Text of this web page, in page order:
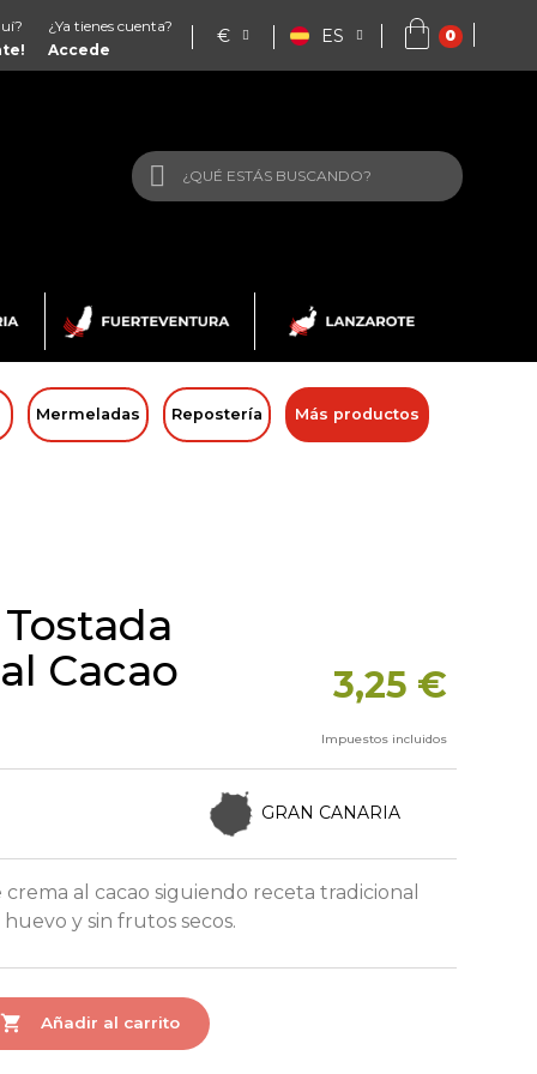
¿Ya tienes cuenta?
Accede
€ ES
Mermeladas Repostería Más productos
Cacao
3,25 €
Impuestos incluidos
GRAN CANARIA
al cacao siguiendo receta tradicional
y sin frutos secos.
 Añadir al carrito